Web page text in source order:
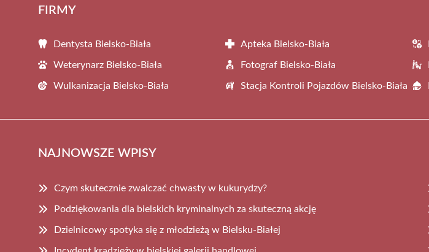
FIRMY
Dentysta Bielsko-Biała Apteka Bielsko-Biała
Weterynarz Bielsko-Biała Fotograf Bielsko-Biała
Wulkanizacja Bielsko-Biała Stacja Kontroli Pojazdów Bielsko-Biała
NAJNOWSZE WPISY
Czym skutecznie zwalczać chwasty w kukurydzy?
Podziękowania dla bielskich kryminalnych za skuteczną akcję
Dzielnicowy spotyka się z młodzieżą w Bielsku-Białej